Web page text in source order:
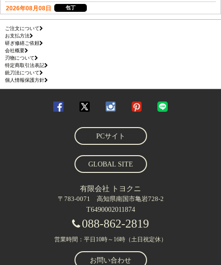
ご注文について
お支払方法
研ぎ修繕ご依頼
会社概要
刃物について
特定商取引法表記
銃刀法について
個人情報保護方針
PCサイト
GLOBAL SITE
有限会社 トヨクニ
〒783-0071 高知県南国市亀岩728-2
T6490002011874
088-862-2819
営業時間：平日10時～16時（土日祝定休）
お問い合わせ